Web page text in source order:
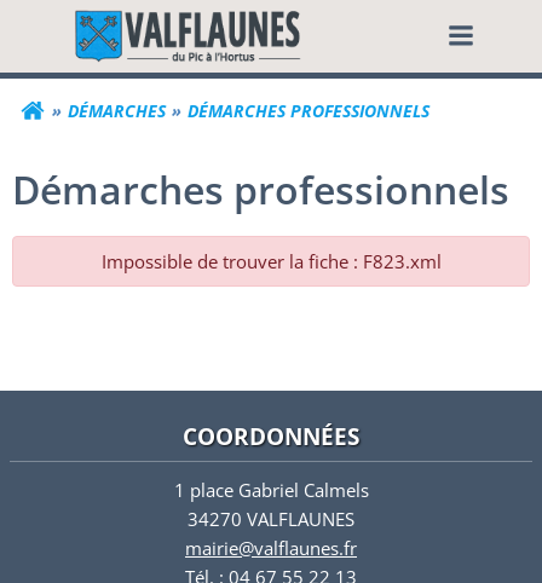
contenuCommune de
DÉMARCHES DÉMARCHES PROFESSIONNELS
Démarches professionnels
Impossible de trouver la fiche : F823.xml
COORDONNÉES
1 place Gabriel Calmels
34270 VALFLAUNES
mairie@valflaunes.fr
Tél. : 04 67 55 22 13